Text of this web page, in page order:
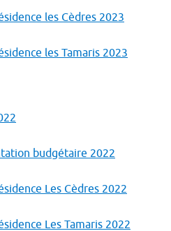
les Cèdres 2023
les Tamaris 2023
budgétaire 2022
Les Cèdres 2022
Les Tamaris 2022